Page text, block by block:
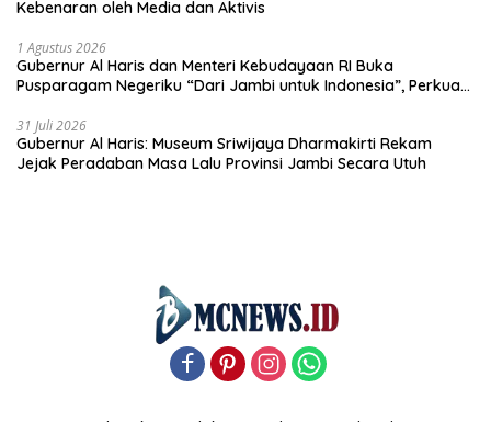
Kebenaran oleh Media dan Aktivis
1 Agustus 2026
Gubernur Al Haris dan Menteri Kebudayaan RI Buka
Pusparagam Negeriku “Dari Jambi untuk Indonesia”, Perkuat
31 Juli 2026
Gubernur Al Haris: Museum Sriwijaya Dharmakirti Rekam
Jejak Peradaban Masa Lalu Provinsi Jambi Secara Utuh